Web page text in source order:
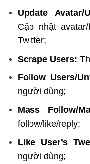
Update Avatar/
Cập nhật
Twitter;
Scrape Users:
Follow Users/
người dùng;
Mass Follow/
follow/like/reply;
Like User’s
người dùng;